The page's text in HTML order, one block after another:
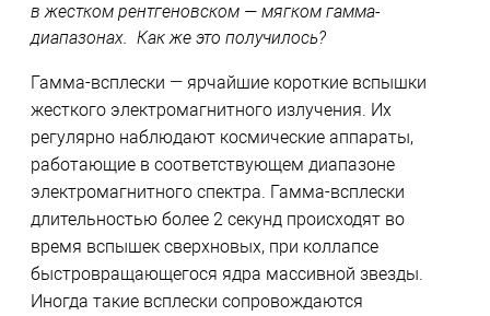
в жестком рентгеновском — мягком гамма-
диапазонах. Как же это получилось?
Гамма-всплески — ярчайшие короткие вспышки
жесткого электромагнитного излучения. Их
регулярно наблюдают космические аппараты,
работающие в соответствующем диапазоне
электромагнитного спектра. Гамма-всплески
длительностью более 2 секунд происходят во
время вспышек сверхновых, при коллапсе
быстровращающегося ядра массивной звезды.
Иногда такие всплески сопровождаются